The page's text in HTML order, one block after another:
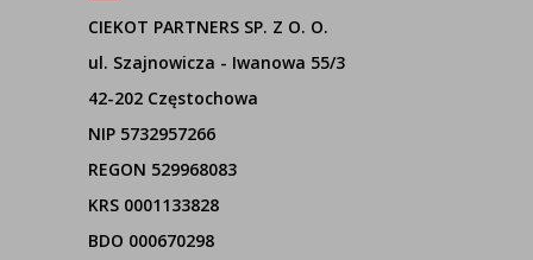
CIEKOT PARTNERS SP. Z O. O.
ul. Szajnowicza - Iwanowa 55/3
42-202 Częstochowa
NIP 5732957266
REGON 529968083
KRS 0001133828
BDO 000670298